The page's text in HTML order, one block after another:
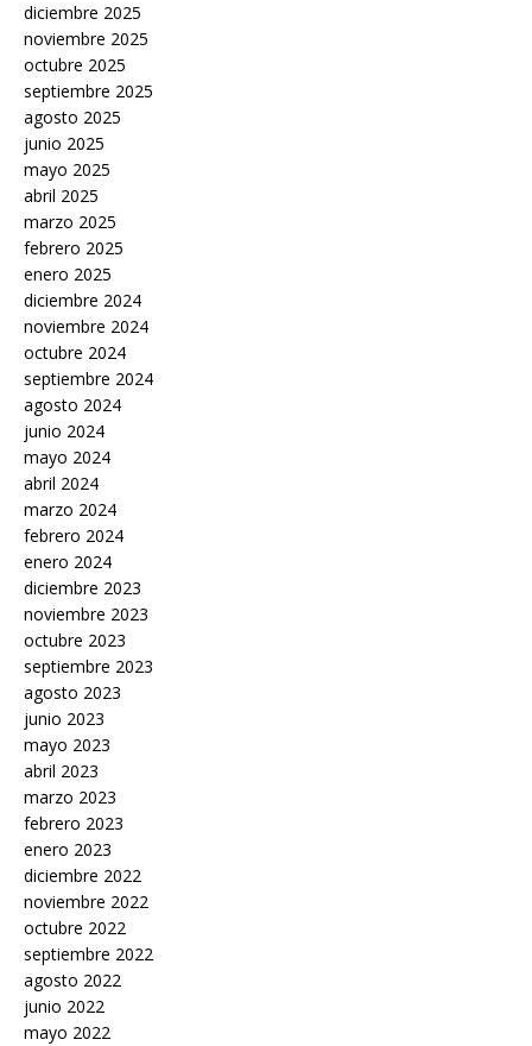
diciembre 2025
noviembre 2025
octubre 2025
septiembre 2025
agosto 2025
junio 2025
mayo 2025
abril 2025
marzo 2025
febrero 2025
enero 2025
diciembre 2024
noviembre 2024
octubre 2024
septiembre 2024
agosto 2024
junio 2024
mayo 2024
abril 2024
marzo 2024
febrero 2024
enero 2024
diciembre 2023
noviembre 2023
octubre 2023
septiembre 2023
agosto 2023
junio 2023
mayo 2023
abril 2023
marzo 2023
febrero 2023
enero 2023
diciembre 2022
noviembre 2022
octubre 2022
septiembre 2022
agosto 2022
junio 2022
mayo 2022